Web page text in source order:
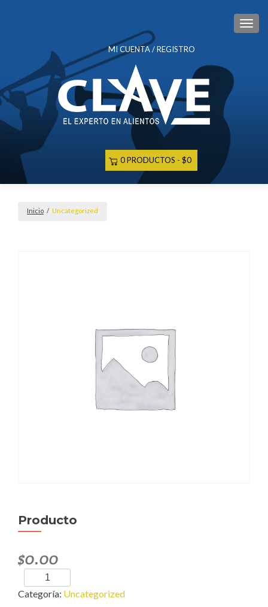
MI CUENTA / REGISTRO
0 PRODUCTOS $0
Inicio / Uncategorized
Producto
$0.00
Producto
cantidad
Categoría: Uncategorized